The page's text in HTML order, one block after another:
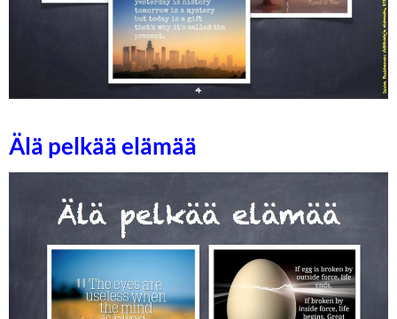
Älä pelkää elämää